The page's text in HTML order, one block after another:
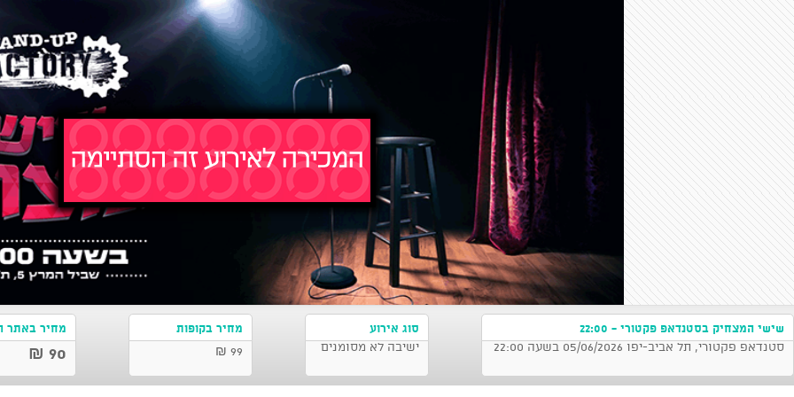
שישי המצחיק בסטנדאפ פקטורי - 22:00
סטנדאפ פקטורי, תל אביב-יפו 05/06/2026 בשעה 22:00
סוג אירוע
ישיבה לא מסומנים
מחיר בקופות
99 ₪
מחיר באתר
90 ₪